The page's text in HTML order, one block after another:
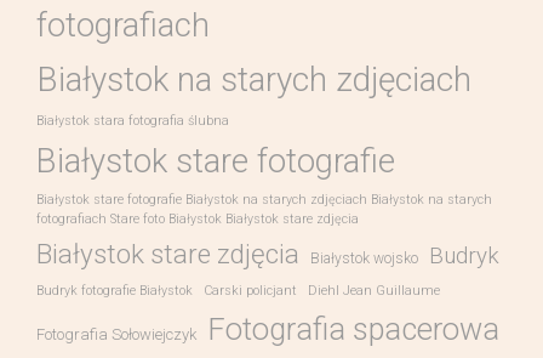
fotografiach
Białystok na starych zdjęciach
Białystok stara fotografia ślubna
Białystok stare fotografie
Białystok stare fotografie Białystok na starych zdjęciach Białystok na starych
fotografiach Stare foto Białystok Białystok stare zdjęcia
Białystok stare zdjęcia Białystok wojsko Budryk
Budryk fotografie Białystok Carski policjant Diehl Jean Guillaume
Fotografia Sołowiejczyk Fotografia spacerowa